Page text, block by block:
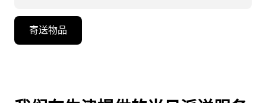
寄送物品